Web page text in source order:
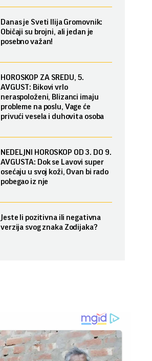
Danas je Sveti Ilija Gromovnik:
Običaji su brojni, ali jedan je
posebno važan!
HOROSKOP ZA SREDU, 5.
AVGUST: Bikovi vrlo
neraspoloženi, Blizanci imaju
probleme na poslu, Vage će
privući vesela i duhovita osoba
NEDELJNI HOROSKOP OD 3. DO 9.
AVGUSTA: Dok se Lavovi super
osećaju u svoj koži, Ovan bi rado
pobegao iz nje
Jeste li pozitivna ili negativna
verzija svog znaka Zodijaka?